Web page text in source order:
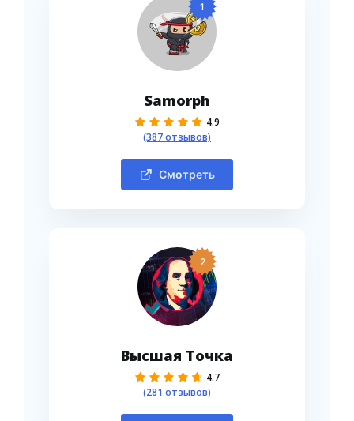
1
Samorph
4.9
(387 отзывов)
Смотреть
2
Высшая Точка
4.7
(281 отзывов)